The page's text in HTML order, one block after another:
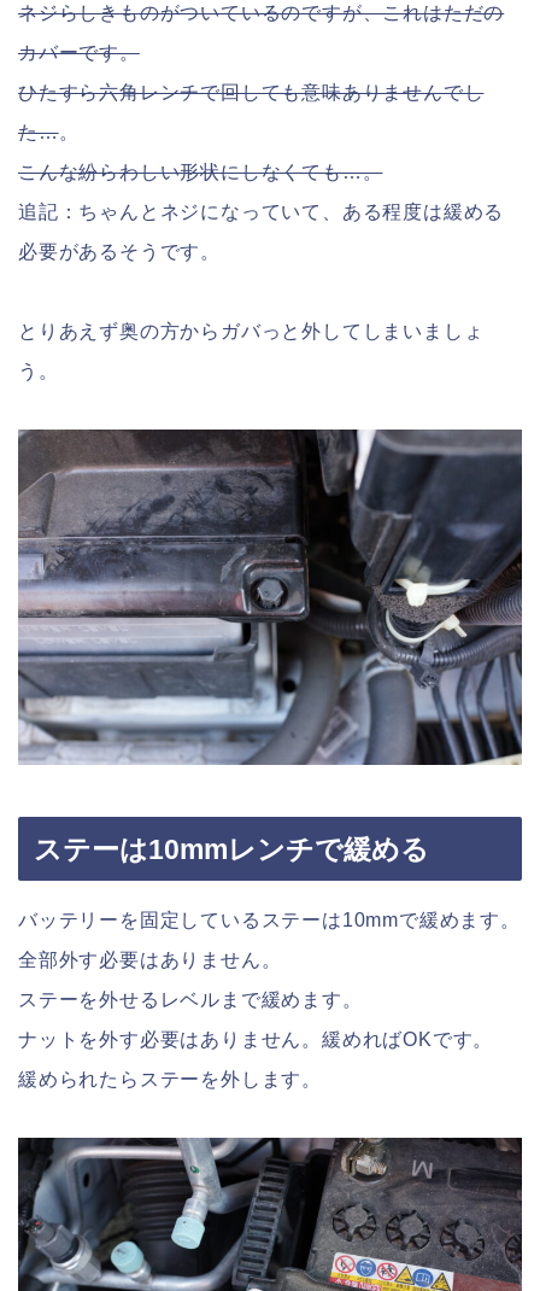
ネジらしきものがついているのですが、これはただの
カバーです。
ひたすら六角レンチで回しても意味ありませんでし
た…。
こんな紛らわしい形状にしなくても…。
追記：ちゃんとネジになっていて、ある程度は緩める
必要があるそうです。
とりあえず奥の方からガバっと外してしまいましょ
う。
ステーは10mmレンチで緩める
バッテリーを固定しているステーは10mmで緩めます。
全部外す必要はありません。
ステーを外せるレベルまで緩めます。
ナットを外す必要はありません。緩めればOKです。
緩められたらステーを外します。